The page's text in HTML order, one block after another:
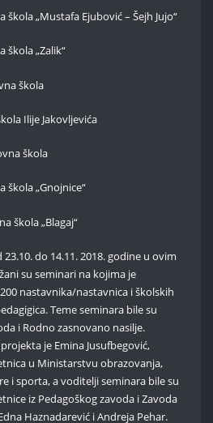
škola „Mustafa Ejubović – Šejh Jujo“
škola „Zalik“
škola
Ilije Jakovljevića
škola
škola „Gnojnice“
škola „Blagaj“
do 14.11. 2018. godine u ovim
su seminari na kojima je
nastavnika/nastavnica i školskih
Teme seminara bile su
i Rodno zasnovano nasilje.
je Emina Jusufbegović,
u Ministarstvu obrazovanja,
i sporta, a voditelji seminara bile su
iz Pedagoškog zavoda i Zavoda
Haznadarević i Andreja Pehar.